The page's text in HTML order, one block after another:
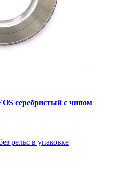
серебристый с чипом